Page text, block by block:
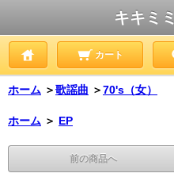
キキミ
カート
ホーム ＞歌謡曲 ＞70's（女）
ホーム ＞ EP
前の商品へ